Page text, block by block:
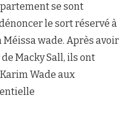
se sont
le sort réservé à
wade. Après avoir
Macky Sall, ils ont
Wade aux